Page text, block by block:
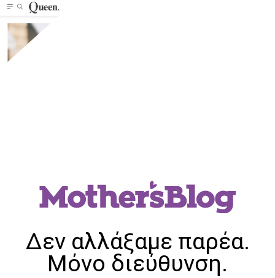
Δεν αλλάξαμε παρέα.
Μόνο διεύθυνση.